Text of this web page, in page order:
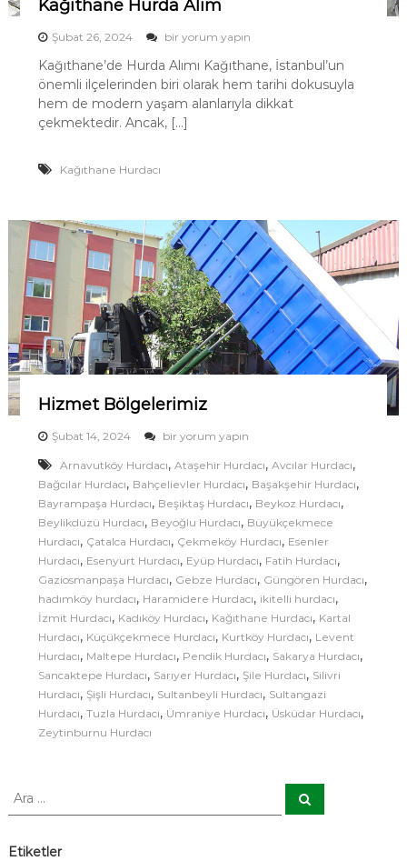
m
Kağıthane Hurda Alım
Şubat 26, 2024
K
ğ
ı
t
h
a
d
a
A
l
ı
m
i
ç
i
n
bir yorum yapın
Kağıthane’de Hurda Alımı Kağıthane, İstanbul’un
önemli ilçelerinden biri olarak hem tarihi dokusuyla
hem de modern yaşam alanlarıyla dikkat
çekmektedir. Ancak, […]
Kağıthane Hurdacı
Hizmet Bölgelerimiz
Şubat 14, 2024
H
z
m
e
B
ö
l
g
e
l
i
m
i
z
bir yorum yapın
Arnavutköy Hurdacı, Ataşehir Hurdacı, Avcılar Hurdacı,
Bağcılar Hurdacı, Bahçelievler Hurdacı, Başakşehir Hurdacı,
Bayrampaşa Hurdacı, Beşiktaş Hurdacı, Beykoz Hurdacı,
Beylikdüzü Hurdacı, Beyoğlu Hurdacı, Büyükçekmece
Hurdacı, Çatalca Hurdacı, Çekmeköy Hurdacı, Esenler
Hurdacı, Esenyurt Hurdacı, Eyüp Hurdacı, Fatih Hurdacı,
Gaziosmanpaşa Hurdacı, Gebze Hurdacı, Güngören Hurdacı,
hadımköy hurdacı, Haramidere Hurdacı, ikitelli hurdacı,
İzmit Hurdacı, Kadıköy Hurdacı, Kağıthane Hurdacı, Kartal
Hurdacı, Küçükçekmece Hurdacı, Kurtköy Hurdacı, Levent
Hurdacı, Maltepe Hurdacı, Pendik Hurdacı, Sakarya Hurdacı,
Sancaktepe Hurdacı, Sarıyer Hurdacı, Şile Hurdacı, Silivri
Hurdacı, Şişli Hurdacı, Sultanbeyli Hurdacı, Sultangazi
Hurdacı, Tuzla Hurdacı, Ümraniye Hurdacı, Üsküdar Hurdacı,
Zeytinburnu Hurdacı
A
r
Etiketler